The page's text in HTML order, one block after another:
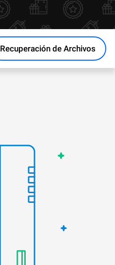
Recuperación de Archivos